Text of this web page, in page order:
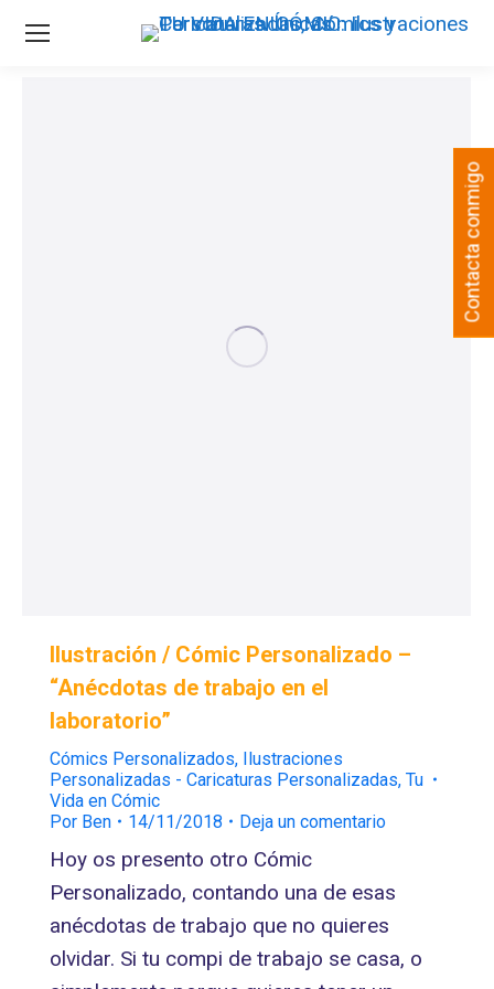
Ilustración / Cómic Personalizado –
“Anécdotas de trabajo en el
laboratorio”
Cómics Personalizados, Ilustraciones
Personalizadas - Caricaturas Personalizadas, Tu
Vida en Cómic
Por Ben 14/11/2018 Deja un comentario
Hoy os presento otro Cómic
Personalizado, contando una de esas
anécdotas de trabajo que no quieres
olvidar. Si tu compi de trabajo se casa, o
Contacta conmigo